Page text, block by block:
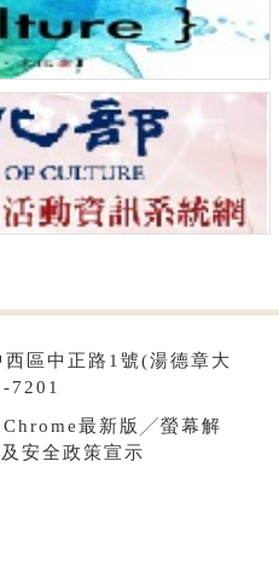
區中正路1號(湯德章大
7201
最新版╱螢幕解
安全政策宣示